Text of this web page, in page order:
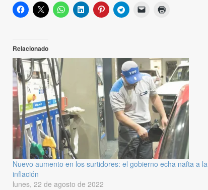
Relacionado
Nuevo aumento en los surtidores: el gobierno echa nafta a la
inflación
lunes, 22 de agosto de 2022